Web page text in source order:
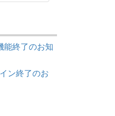
能終了のお知
ン終了のお